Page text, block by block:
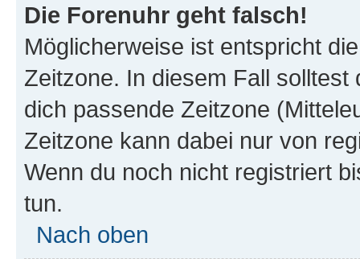
Die Forenuhr geht falsch!
Möglicherweise ist entspricht
Zeitzone. In diesem Fall solltest
dich passende Zeitzone
Zeitzone kann dabei nur von
Wenn du noch nicht registriert
tun.
Nach oben